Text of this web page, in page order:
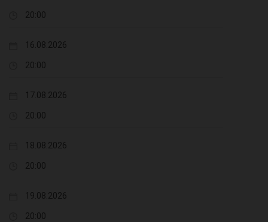
20:00
16.08.2026
20:00
17.08.2026
20:00
18.08.2026
20:00
19.08.2026
20:00